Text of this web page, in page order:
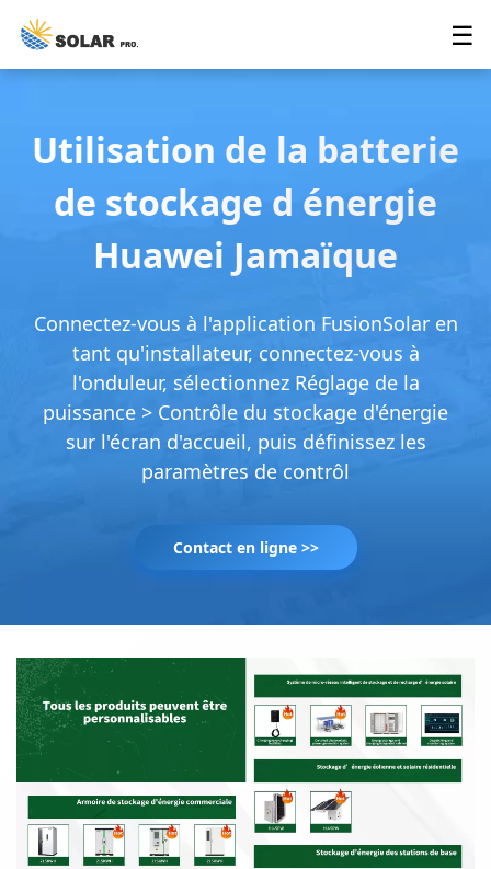
☰
Utilisation de la batterie
de stockage d énergie
Huawei Jamaïque
Connectez-vous à l'application FusionSolar en
tant qu'installateur, connectez-vous à
l'onduleur, sélectionnez Réglage de la
puissance > Contrôle du stockage d'énergie
sur l'écran d'accueil, puis définissez les
paramètres de contrôl
Contact en ligne >>